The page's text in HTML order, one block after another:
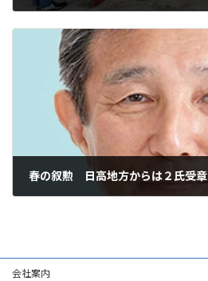
春の叙勲 日高地方からは２氏受章
会社案内